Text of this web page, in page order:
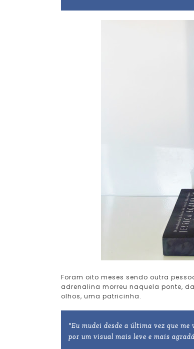
Foram oito meses sendo outra
adrenalina morreu naquela ponte,
olhos, uma patricinha.
"Eu mudei desde a última vez que
por um visual mais leve e mais